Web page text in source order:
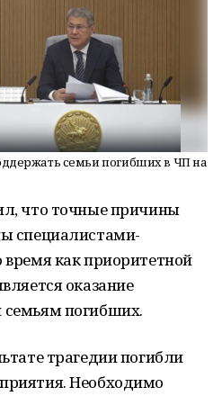
семьи погибших в ЧП на
что точные причины
специалистами-
как приоритетной
оказание
погибших.
трагедии погибли
Необходимо